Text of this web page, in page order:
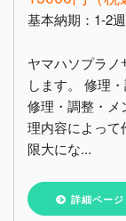
基本納期：1-2
ヤマハソプラ
します。 修理
修理・調整・メ
理内容によって
限大にな...
詳細ページ